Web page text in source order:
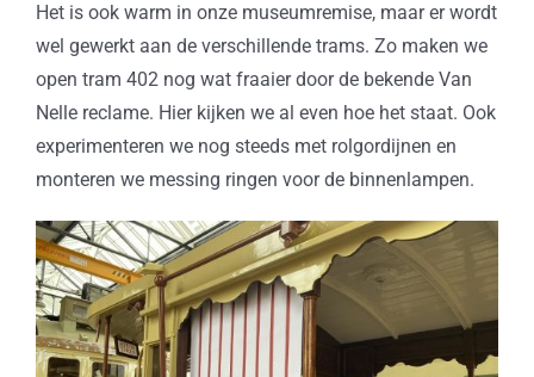
Het is ook warm in onze museumremise, maar er wordt
wel gewerkt aan de verschillende trams. Zo maken we
open tram 402 nog wat fraaier door de bekende Van
Nelle reclame. Hier kijken we al even hoe het staat. Ook
experimenteren we nog steeds met rolgordijnen en
monteren we messing ringen voor de binnenlampen.